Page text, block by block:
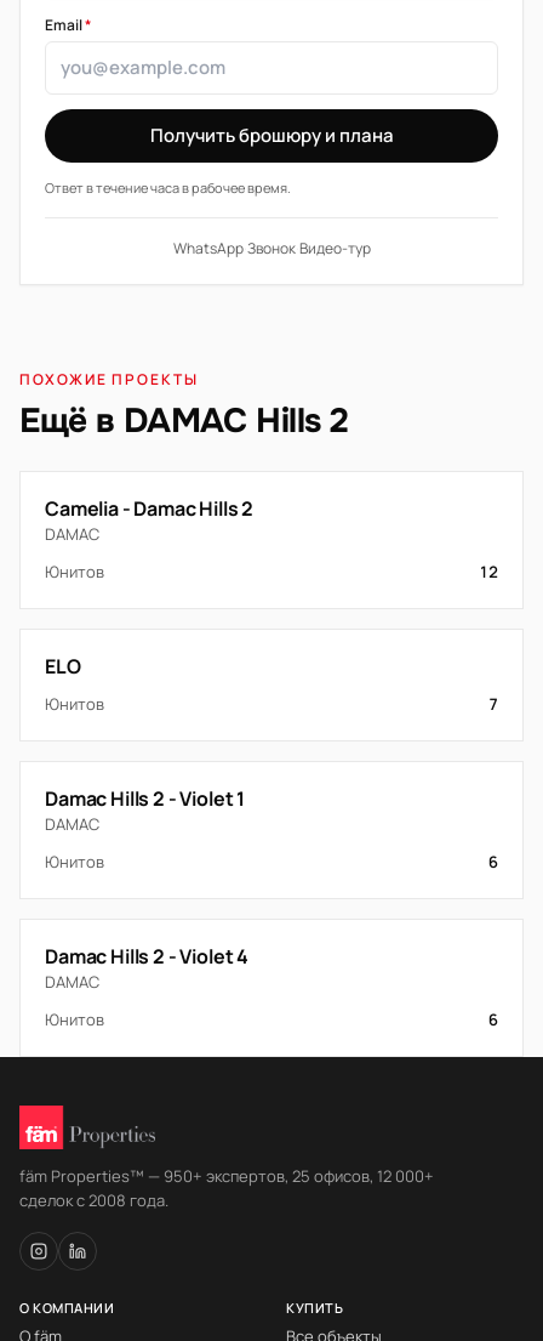
Email*
Получить брошюру и плана
Ответ в течение часа в рабочее время.
WhatsApp·Звонок·Видео-тур
ПОХОЖИЕ ПРОЕКТЫ
Ещё в DAMAC Hills 2
Camelia - Damac Hills 2
DAMAC
Юнитов
12
ELO
Юнитов 7
Damac Hills 2 - Violet 1
DAMAC
Юнитов
6
Damac Hills 2 - Violet 4
DAMAC
Юнитов
6
fäm Properties™ — 950+ экспертов, 25 офисов, 12 000+
сделок с 2008 года.
О КОМПАНИИ
О fäm
КУПИТЬ
Все объекты